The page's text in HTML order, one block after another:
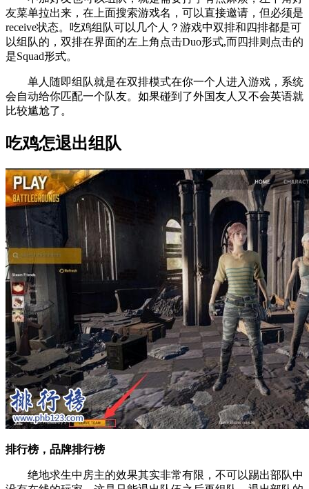
友菜单拉出来，在上面搜索游戏名，可以直接邀请，但必须是
receive状态。吃鸡组队可以几个人？游戏中双排和四排都是可
以组队的，双排在界面的左上角点击Duo形式,而四排则点击的
是Squad形式。
单人随即组队就是在双排模式在你一个人进入游戏，系统
会自动给你匹配一个队友。如果碰到了外国友人又不会英语就
比较尴尬了。
吃鸡怎退出组队
排行榜，品牌排行榜
绝地求生中房主的效果其实非常有限，不可以踢出部队中